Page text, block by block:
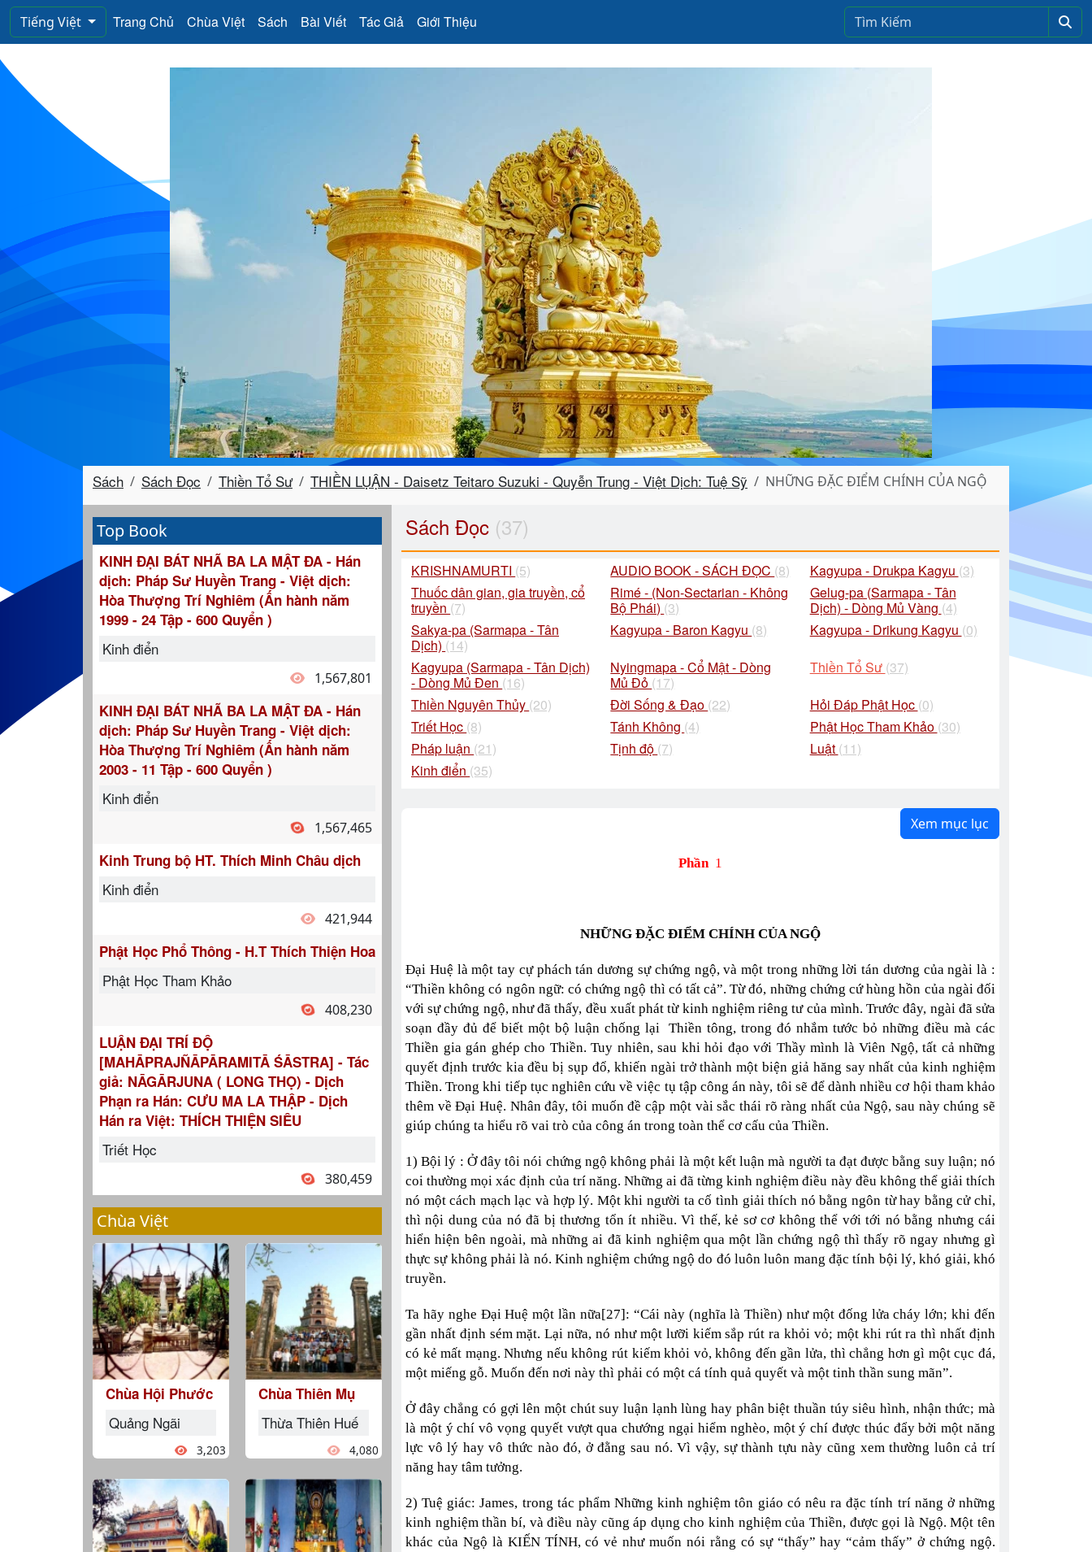
Tiếng Việt Trang Chủ Chùa Việt Sách Bài Viết Tác Giả Giới Thiệu
Sách Sách Đọc Thiền Tổ Sư THIỀN LỤẬN - Daisetz Teitaro Suzuki - Quyễn Trung - Việt Dịch: Tuệ Sỹ NHỮNG ĐẶC ĐIỂM CHÍNH CỦA NGỘ
Top Book
KINH ĐẠI BÁT NHÃ BA LA MẬT ĐA - Hán
dịch: Pháp Sư Huyền Trang - Việt dịch:
Hòa Thượng Trí Nghiêm (Ấn hành năm
1999 - 24 Tập - 600 Quyển )
Kinh điển
1,567,801
KINH ĐẠI BÁT NHÃ BA LA MẬT ĐA - Hán
dịch: Pháp Sư Huyền Trang - Việt dịch:
Hòa Thượng Trí Nghiêm (Ấn hành năm
2003 - 11 Tập - 600 Quyển )
Kinh điển
1,567,465
Kinh Trung bộ HT. Thích Minh Châu dịch
Kinh điển
421,944
Phật Học Phổ Thông - H.T Thích Thiện Hoa
Phật Học Tham Khảo
408,230
LUẬN ĐẠI TRÍ ĐỘ
[MAHĀPRAJÑĀPĀRAMITĀ ŚĀSTRA] - Tác
giả: NĀGĀRJUNA ( LONG THỌ) - Dịch
Phạn ra Hán: CƯU MA LA THẬP - Dịch
Hán ra Việt: THÍCH THIỆN SIÊU
Triết Học
380,459
Chùa Việt
Chùa Hội Phước
Quảng Ngãi
3,203
Chùa Thiên Mụ
Thừa Thiên Huế
4,080
Sách Đọc (37)
KRISHNAMURTI (5) AUDIO BOOK - SÁCH ĐỌC (8) Kagyupa - Drukpa Kagyu (3)
Thuốc dân gian, gia truyền, cổ
truyền (7)
Rimé - (Non-Sectarian - Không
Bộ Phái) (3)
Gelug-pa (Sarmapa - Tân
Dịch) - Dòng Mủ Vàng (4)
Sakya-pa (Sarmapa - Tân
Dịch) (14)
Kagyupa - Baron Kagyu (8) Kagyupa - Drikung Kagyu (0)
Kagyupa (Sarmapa - Tân Dịch)
- Dòng Mủ Đen (16)
Nyingmapa - Cổ Mật - Dòng
Mủ Đỏ (17)
Thiền Tổ Sư (37)
Thiền Nguyên Thủy (20) Đời Sống & Đạo (22) Hỏi Đáp Phật Học (0)
Triết Học (8) Tánh Không (4) Phật Học Tham Khảo (30)
Pháp luận (21) Tịnh độ (7) Luật (11)
Kinh điển (35)
Xem mục lục
Phần 1
NHỮNG ĐẶC ĐIỂM CHÍNH CỦA NGỘ
Đại Huệ là một tay cự phách tán dương sự chứng ngộ, và một trong những lời tán dương của ngài là :
“Thiền không có ngôn ngữ: có chứng ngộ thì có tất cả”. Từ đó, những chứng cứ hùng hồn của ngài đối
với sự chứng ngộ, như đã thấy, đều xuất phát từ kinh nghiệm riêng tư của mình. Trước đây, ngài đã sửa
soạn đầy đủ để biết một bộ luận chống lại Thiền tông, trong đó nhắm tước bỏ những điều mà các
Thiền gia gán ghép cho Thiền. Tuy nhiên, sau khi hỏi đạo với Thầy mình là Viên Ngộ, tất cả những
quyết định trước kia đều bị sụp đổ, khiến ngài trở thành một biện giả hăng say nhất của kinh nghiệm
Thiền. Trong khi tiếp tục nghiên cứu về việc tụ tập công án này, tôi sẽ để dành nhiều cơ hội tham khảo
thêm về Đại Huệ. Nhân đây, tôi muốn đề cập một vài sắc thái rõ ràng nhất của Ngộ, sau này chúng sẽ
giúp chúng ta hiểu rõ vai trò của công án trong toàn thể cơ cấu của Thiền.
1) Bội lý : Ở đây tôi nói chứng ngộ không phải là một kết luận mà người ta đạt được bằng suy luận; nó
coi thường mọi xác định của trí năng. Những ai đã từng kinh nghiệm điều này đều không thể giải thích
nó một cách mạch lạc và hợp lý. Một khi người ta cố tình giải thích nó bằng ngôn từ hay bằng cử chỉ,
thì nội dung của nó đã bị thương tổn ít nhiều. Vì thế, kẻ sơ cơ không thể với tới nó bằng nhưng cái
hiển hiện bên ngoài, mà những ai đã kinh nghiệm qua một lần chứng ngộ thì thấy rõ ngay nhưng gì
thực sự không phải là nó. Kinh nghiệm chứng ngộ do đó luôn luôn mang đặc tính bội lý, khó giải, khó
truyền.
Ta hãy nghe Đại Huệ một lần nữa[27]: “Cái này (nghĩa là Thiền) như một đống lửa cháy lớn; khi đến
gần nhất định sém mặt. Lại nữa, nó như một lưỡi kiếm sắp rút ra khỏi vỏ; một khi rút ra thì nhất định
có kẻ mất mạng. Nhưng nếu không rút kiếm khỏi vỏ, không đến gần lửa, thì chẳng hơn gì một cục đá,
một miếng gỗ. Muốn đến nơi này thì phải có một cá tính quả quyết và một tinh thần sung mãn”.
Ở đây chẳng có gợi lên một chút suy luận lạnh lùng hay phân biệt thuần túy siêu hình, nhận thức; mà
là một ý chí vô vọng quyết vượt qua chướng ngại hiểm nghèo, một ý chí được thúc đẩy bởi một năng
lực vô lý hay vô thức nào đó, ở đằng sau nó. Vì vậy, sự thành tựu này cũng xem thường luôn cả trí
năng hay tâm tưởng.
2) Tuệ giác: James, trong tác phẩm Những kinh nghiệm tôn giáo có nêu ra đặc tính trí năng ở những
kinh nghiệm thần bí, và điều này cũng áp dụng cho kinh nghiệm của Thiền, được gọi là Ngộ. Một tên
khác của Ngộ là KIẾN TÍNH, có vẻ như muốn nói rằng có sự “thấy” hay “cảm thấy” ở chứng ngộ.